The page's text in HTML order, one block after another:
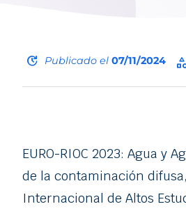
update Publicado el 07/11/2024
EURO-RIOC 2023: Agua y
de la contaminación
Internacional de Altos